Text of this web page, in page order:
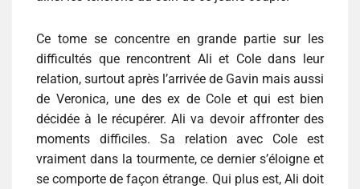
Ce tome se concentre en grande partie sur les
difficultés que rencontrent Ali et Cole dans leur
relation, surtout après l’arrivée de Gavin mais aussi
de Veronica, une des ex de Cole et qui est bien
décidée à le récupérer. Ali va devoir affronter des
moments difficiles. Sa relation avec Cole est
vraiment dans la tourmente, ce dernier s’éloigne et
se comporte de façon étrange. Qui plus est, Ali doit